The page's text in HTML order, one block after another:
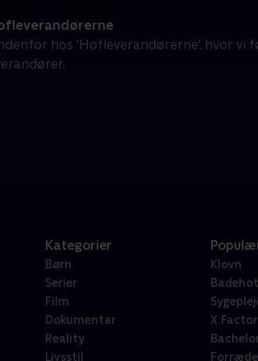
hos 'Hofleverandørerne', hvor vi
Kategorier
Børn
Serier
Film
Dokumentar
Reality
Livsstil
Klovn
X Factor